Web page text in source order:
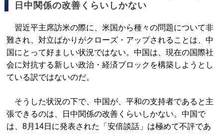
日中関係の改善くらいしかない
習近平主席訪米の際に、米国から種々の問題について非
難され、対立ばかりがクローズ・アップされることは、中
国にとって好ましい状況ではない。中国は、現在の国際社
会に対抗する新しい政治・経済ブロックを構築しようとし
ている訳ではないのだ。
そうした状況の下で、中国が、平和の支持者であると主
張できるのは、日中関係の改善くらいしかない。中国で
は、8月14日に発表された「安倍談話」は極めて不評であ